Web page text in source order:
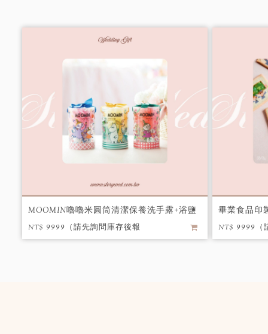
MOOMIN嚕嚕米圓筒清潔保養洗手露+浴鹽
+泡澡球+沐浴球
NT$ 9999（請先詢問庫存後報
價） / 個
畢業食品印
NT$ 9999（
價） / 個